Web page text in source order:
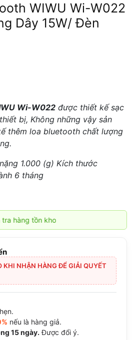
WIWU Wi-W022
Dây 15W/ Đèn
Wi-W022 được thiết kế sạc
bị, Không những vậy sản
thêm loa bluetooth chất lượng
1.000 (g) Kích thước
6 tháng
tồn kho
KHI NHẬN HÀNG ĐỂ GIẢI QUYẾT
nếu là hàng giả.
15 ngày. Được đổi ý.